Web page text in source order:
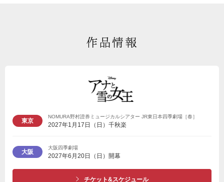
作品情報
東京
NOMURA野村證券ミュージカルシアター JR東日本四季劇場［春］
2027年1月17日（日）千秋楽
大阪
大阪四季劇場
2027年6月20日（日）開幕
チケット&スケジュール